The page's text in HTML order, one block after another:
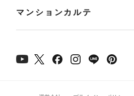
マンションカルテ